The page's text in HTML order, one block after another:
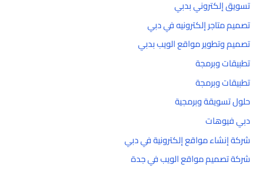
تسويق إلكتروني بدبي
تصميم متاجر إلكترونيه في دبي
تصميم وتطوير مواقع الويب بدبي
تطبيقات وبرمجة
تطبيقات وبرمجة
حلول تسويقة وبرمجية
دبي فيوهات
شركة إنشاء مواقع إلكترونية في دبي
شركة تصميم مواقع الويب في جدة